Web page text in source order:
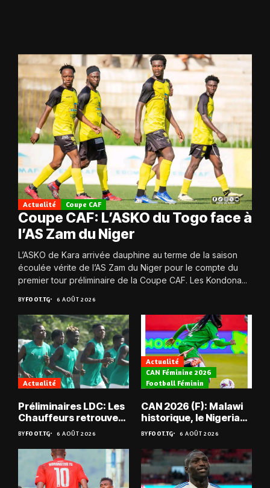
Actualité Coupe CAF
Coupe CAF: L’ASKO du Togo face à
l’AS Zam du Niger
L’ASKO de Kara arrivée dauphine au terme de la saison
écoulée vérite de l’AS Zam du Niger pour le compte du
premier tour préliminaire de la Coupe CAF. Les Kondona...
BYFOOT.TG 6 AOÛT 2026
Actualité
Préliminaires LDC: Les
Chauffeurs retrouvent
les Mimos
BYFOOT.TG 6 AOÛT 2026
Actualité
CAN Féminine 2026
Football Féminin
CAN 2026 (F): Malawi
historique, le Nigeria
sauvé, la Zambie
éliminée
BYFOOT.TG 6 AOÛT 2026